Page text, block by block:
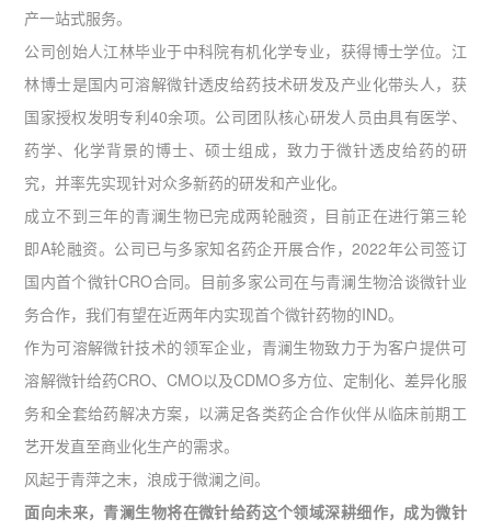
产一站式服务。
公司创始人江林毕业于中科院有机化学专业，获得博士学位。江
林博士是国内可溶解微针透皮给药技术研发及产业化带头人，获
国家授权发明专利40余项。公司团队核心研发人员由具有医学、
药学、化学背景的博士、硕士组成，致力于微针透皮给药的研
究，并率先实现针对众多新药的研发和产业化。
成立不到三年的青澜生物已完成两轮融资，目前正在进行第三轮
即A轮融资。公司已与多家知名药企开展合作，2022年公司签订
国内首个微针CRO合同。目前多家公司在与青澜生物洽谈微针业
务合作，我们有望在近两年内实现首个微针药物的IND。
作为可溶解微针技术的领军企业，青澜生物致力于为客户提供可
溶解微针给药CRO、CMO以及CDMO多方位、定制化、差异化服
务和全套给药解决方案，以满足各类药企合作伙伴从临床前期工
艺开发直至商业化生产的需求。
风起于青萍之末，浪成于微澜之间。
面向未来，青澜生物将在微针给药这个领域深耕细作，成为微针